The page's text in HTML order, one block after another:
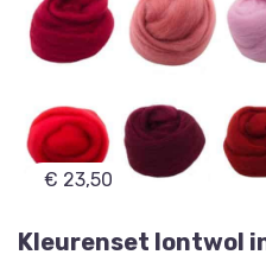
€ 23,50
Kleurenset lontwol